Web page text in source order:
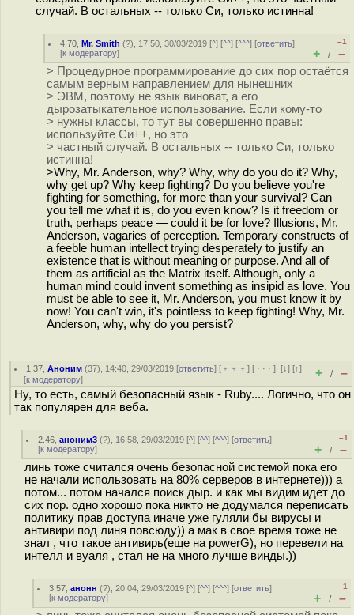
случай. В остальных -- только Си, только истинна!
4.70 ,Mr. Smith (?), 17:50, 30/03/2019 [^] [^^] [^^^] [ответить]
[к модератору]
–1
+ / –
> Процедурное программирование до сих пор остаётся
самым верным направлением для нынешних
> ЭВМ, поэтому не язык виноват, а его
дырозатыкательное использование. Если кому-то
> нужны классы, то тут вы совершенно правы:
используйте Си++, но это
> частный случай. В остальных -- только Си, только
истинна!
>Why, Mr. Anderson, why? Why, why do you do it? Why,
why get up? Why keep fighting? Do you believe you're
fighting for something, for more than your survival? Can
you tell me what it is, do you even know? Is it freedom or
truth, perhaps peace — could it be for love? Illusions, Mr.
Anderson, vagaries of perception. Temporary constructs of
a feeble human intellect trying desperately to justify an
existence that is without meaning or purpose. And all of
them as artificial as the Matrix itself. Although, only a
human mind could invent something as insipid as love. You
must be able to see it, Mr. Anderson, you must know it by
now! You can't win, it's pointless to keep fighting! Why, Mr.
Anderson, why, why do you persist?
1.37 ,Аноним (37), 14:40, 29/03/2019 [ответить] [ ﹢﹢﹢] [ · · ·][↓] [↑]
[к модератору] + / –
Ну, то есть, самый безопасный язык - Ruby.... Логично, что он
так популярен для веба.
2.46 ,аноним3 (?), 16:58, 29/03/2019 [^] [^^] [^^^] [ответить]
[к модератору]
–1
+ / –
линь тоже считался очень безопасной системой пока его
не начали использовать на 80% серверов в интернете))) а
потом... потом начался поиск дыр. и как мы видим идет до
сих пор. одно хорошо пока никто не додумался переписать
политику прав доступа иначе уже гуляли бы вирусы и
антивири под линя повсюду)) а мак в свое время тоже не
знал , что такое антивирь(еще на powerG), но перевели на
интелл и вуаля , стал не на много лучше винды.))
3.57 ,анонн (?), 20:04, 29/03/2019 [^] [^^] [^^^] [ответить]
[к модератору]
–1
+ / –